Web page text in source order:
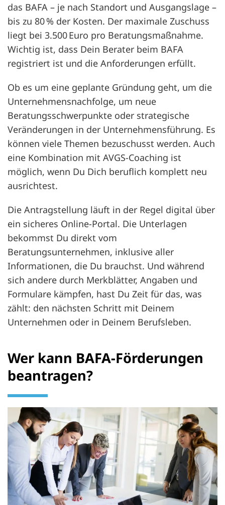
das BAFA – je nach Standort und Ausgangslage –
bis zu 80 % der Kosten. Der maximale Zuschuss
liegt bei 3.500 Euro pro Beratungsmaßnahme.
Wichtig ist, dass Dein Berater beim BAFA
registriert ist und die Anforderungen erfüllt.
Ob es um eine geplante Gründung geht, um die
Unternehmensnachfolge, um neue
Beratungsschwerpunkte oder strategische
Veränderungen in der Unternehmensführung. Es
können viele Themen bezuschusst werden. Auch
eine Kombination mit AVGS-Coaching ist
möglich, wenn Du Dich beruflich komplett neu
ausrichtest.
Die Antragstellung läuft in der Regel digital über
ein sicheres Online-Portal. Die Unterlagen
bekommst Du direkt vom
Beratungsunternehmen, inklusive aller
Informationen, die Du brauchst. Und während
sich andere durch Merkblätter, Angaben und
Formulare kämpfen, hast Du Zeit für das, was
zählt: den nächsten Schritt mit Deinem
Unternehmen oder in Deinem Berufsleben.
Wer kann BAFA-Förderungen
beantragen?